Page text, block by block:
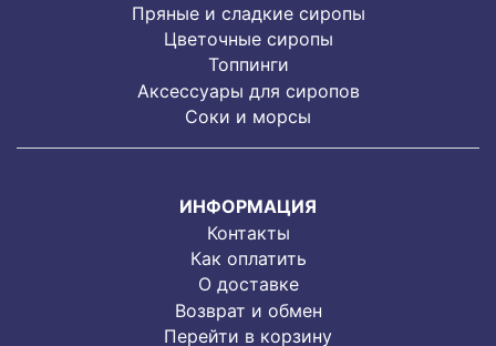
Пряные и сладкие сиропы
Цветочные сиропы
Топпинги
Аксессуары для сиропов
Соки и морсы
ИНФОРМАЦИЯ
Контакты
Как оплатить
О доставке
Возврат и обмен
Перейти в корзину